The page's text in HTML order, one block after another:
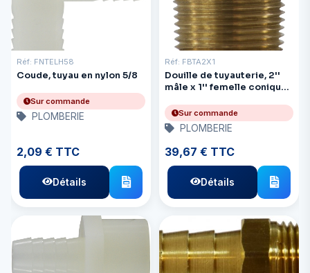
Réf: FNTELH58
Coude, tuyau en nylon 5/8
Sur commande
PLOMBERIE
2,09 € TTC
Détails
Réf: FBTA2X1
Douille de tuyauterie, 2''
mâle x 1'' femelle conique
Sur commande
PLOMBERIE
39,67 € TTC
Détails